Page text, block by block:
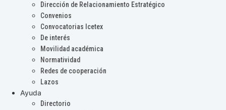
Dirección de Relacionamiento Estratégico
Convenios
Convocatorias Icetex
De interés
Movilidad académica
Normatividad
Redes de cooperación
Lazos
Ayuda
Directorio